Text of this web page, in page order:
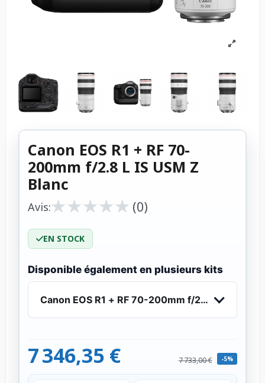
Canon EOS R1 + RF 70-
200mm f/2.8 L IS USM Z
Blanc
Avis:★
★★
★★
★★
★★
★ (0)
EN STOCK
Disponible également en plusieurs kits
Canon EOS R1 + RF 70-200mm f/2.8 L IS USM Z
7 346,35 € 7 733,00 € -5%